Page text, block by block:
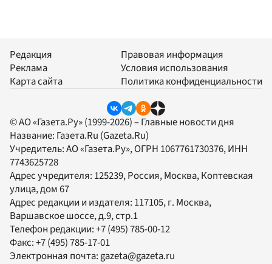
Редакция
Реклама
Карта сайта
Правовая информация
Условия использования
Политика конфиденциальности
© АО «Газета.Ру» (1999-2026) – Главные новости дня
Название: Газета.Ru (Gazeta.Ru)
Учредитель:АО «Газета.Ру», ОГРН 1067761730376, ИНН
7743625728
Адрес учредителя: 125239, Россия, Москва, Коптевская
улица, дом 67
Адрес редакции и издателя: 117105, г. Москва,
Варшавское шоссе, д.9, стр.1
Телефон редакции:+7 (495) 785-00-12
Факс:+7 (495) 785-17-01
Электронная почта: gazeta@gazeta.ru